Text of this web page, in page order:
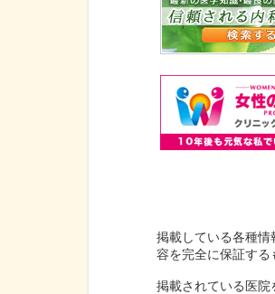
掲載している各種
容を完全に保証する
掲載されている医院